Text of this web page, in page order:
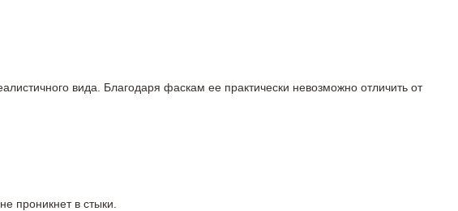
вида. Благодаря фаскам ее практически невозможно отличить от
проникнет в стыки.